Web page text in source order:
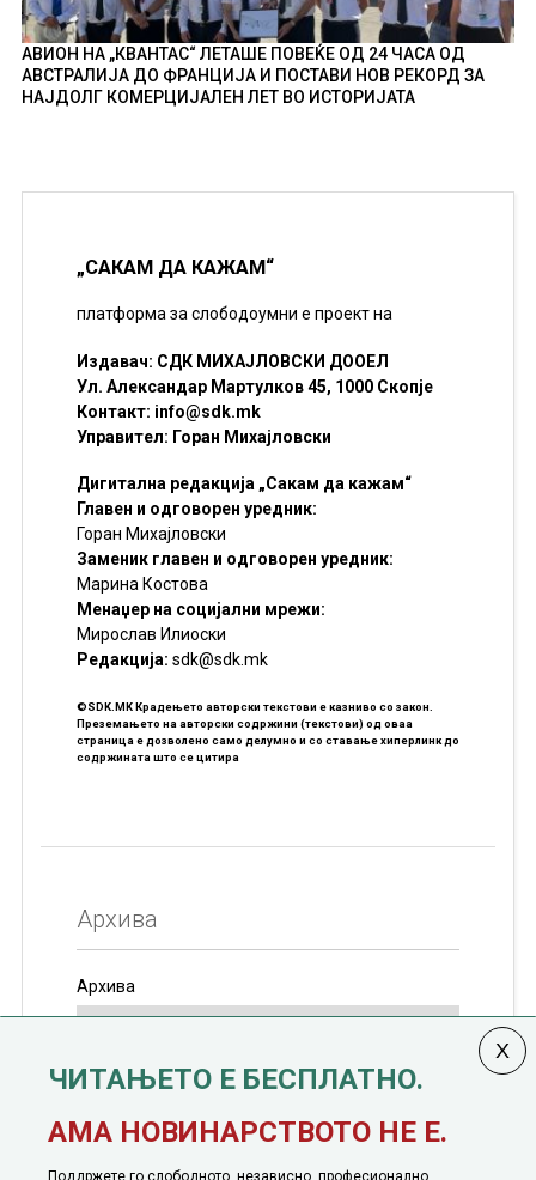
АВИОН НА „КВАНТАС“ ЛЕТАШЕ ПОВЕЌЕ ОД 24 ЧАСА ОД
АВСТРАЛИЈА ДО ФРАНЦИЈА И ПОСТАВИ НОВ РЕКОРД ЗА
НАЈДОЛГ КОМЕРЦИЈАЛЕН ЛЕТ ВО ИСТОРИЈАТА
„САКАМ ДА КАЖАМ“
платформа за слободоумни е проект на
Издавач: СДК МИХАЈЛОВСКИ ДООЕЛ
Ул. Александар Мартулков 45, 1000 Скопје
Контакт: info@sdk.mk
Управител: Горан Михајловски
Дигитална редакција „Сакам да кажам“
Главен и одговорен уредник:
Горан Михајловски
Заменик главен и одговорен уредник:
Марина Костова
Менаџер на социјални мрежи:
Мирослав Илиоски
Редакцијa: sdk@sdk.mk
©SDK.MK Крадењето авторски текстови е казниво со закон.
Преземањето на авторски содржини (текстови) од оваа
страница е дозволено само делумно и со ставање хиперлинк до
содржината што се цитира
Архива
Архива
јануари, 1991 година
ЧИТАЊЕТО Е БЕСПЛАТНО.
АМА НОВИНАРСТВОТО НЕ Е.